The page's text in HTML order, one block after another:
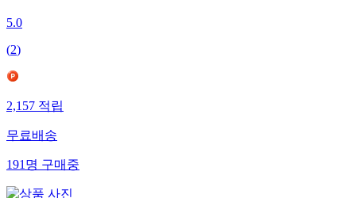
5.0
(2)
2,157적립
무료배송
191명구매중